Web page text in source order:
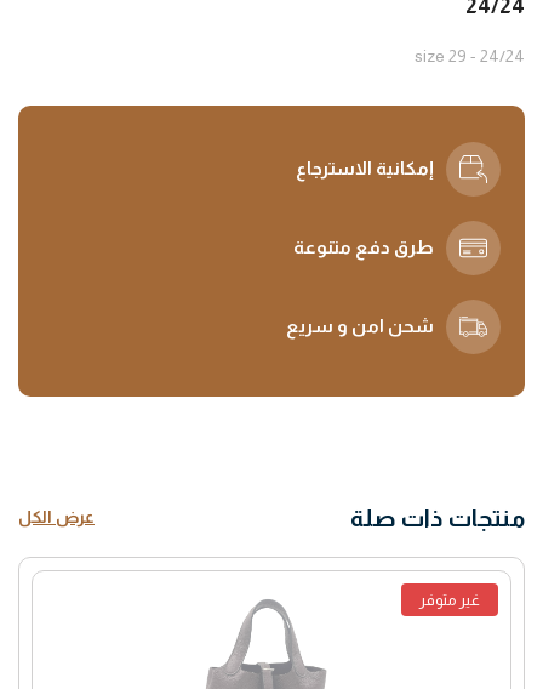
24/24
24/24 - size 29
إمكانية الاسترجاع
طرق دفع متنوعة
شحن امن و سريع
منتجات ذات صلة عرض الكل
غير متوفر